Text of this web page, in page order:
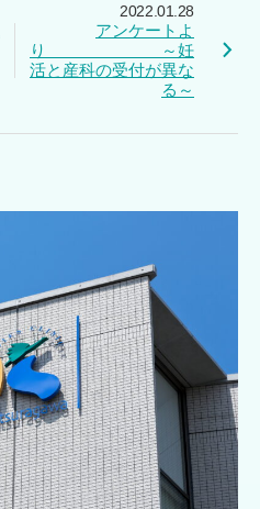
2022.01.28
アンケートよ
り ～妊
活と産科の受付が異な
る～